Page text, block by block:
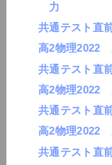
力
共通テスト直
高2物理2022
共通テスト直
高2物理2022
共通テスト直
高2物理2022
共通テスト直